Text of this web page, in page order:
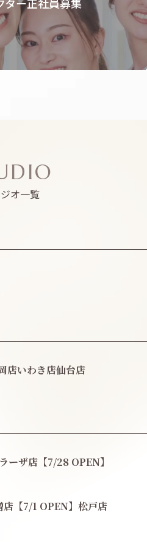
ター正社員募集
オ一覧
店いわき店仙台店
ーザ店【7/28 OPEN】
店【7/1 OPEN】 松戸店